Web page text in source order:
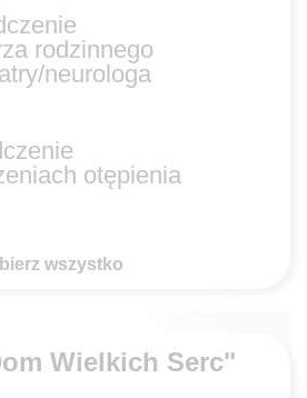
rodzinnego
neurologa
otępienia
wszystko
Wielkich Serc"